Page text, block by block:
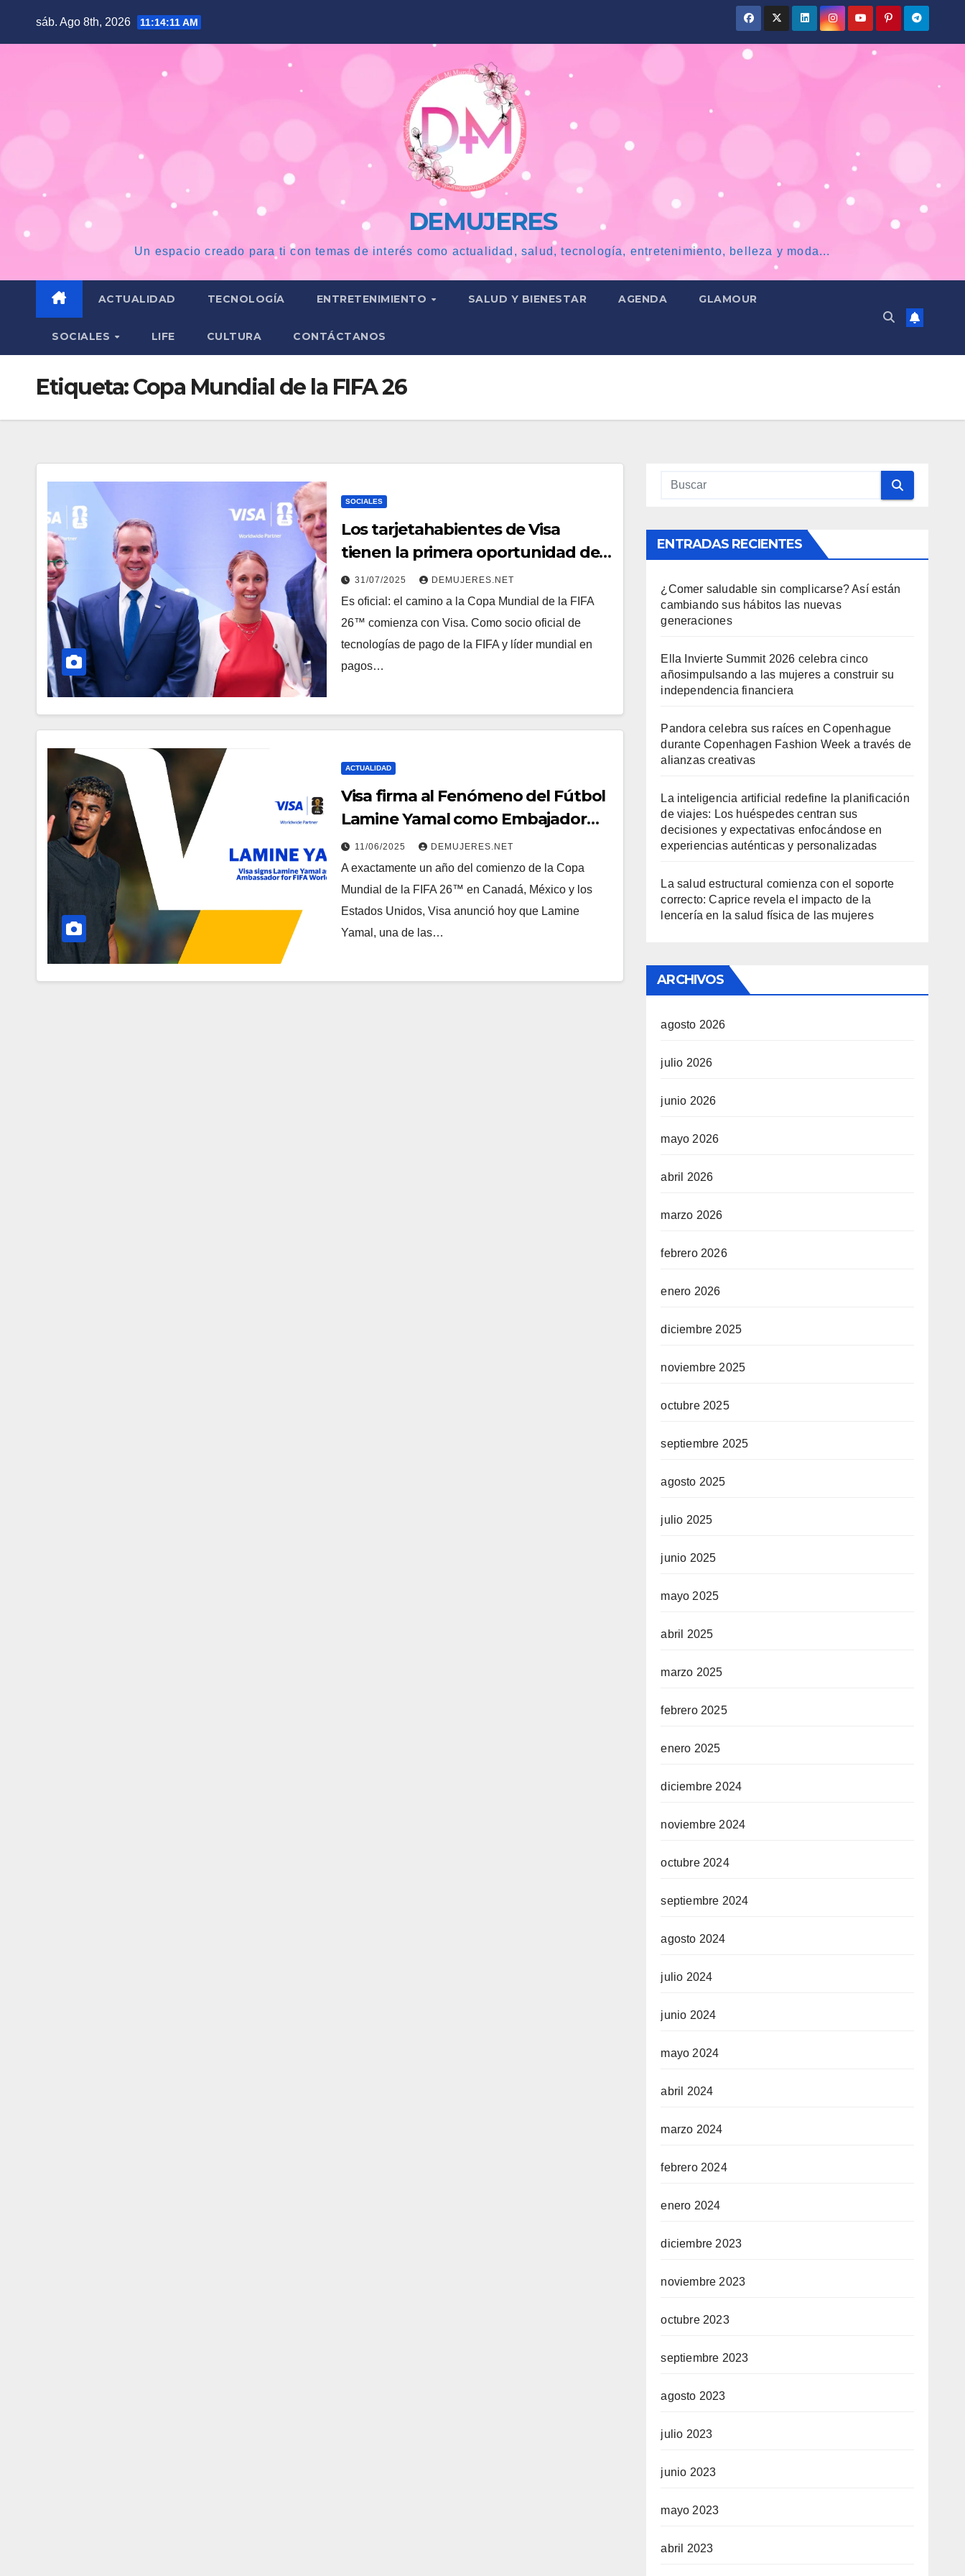
sáb. Ago 8th, 2026 11:14:12 AM
DEMUJERES
Un espacio creado para ti con temas de interés como actualidad, salud, tecnología, entretenimiento, belleza y moda...
ACTUALIDAD TECNOLOGÍA ENTRETENIMIENTO SALUD Y BIENESTAR AGENDA GLAMOUR
SOCIALES LIFE CULTURA CONTÁCTANOS
Etiqueta:Copa Mundial de la FIFA 26
SOCIALES
Los tarjetahabientes de Visa
tienen la primera oportunidad de
inscribirse para obtener entradas
para la Copa Mundial de la FIFA 26
31/07/2025 DEMUJERES.NET
Es oficial: el camino a la Copa Mundial de la FIFA
26™ comienza con Visa. Como socio oficial de
tecnologías de pago de la FIFA y líder mundial en
pagos…
ACTUALIDAD
Visa firma al Fenómeno del Fútbol
Lamine Yamal como Embajador
Global para la Copa Mundial de la
FIFA 26
11/06/2025 DEMUJERES.NET
A exactamente un año del comienzo de la Copa
Mundial de la FIFA 26™ en Canadá, México y los
Estados Unidos, Visa anunció hoy que Lamine
Yamal, una de las…
ENTRADAS RECIENTES
¿Comer saludable sin complicarse? Así están
cambiando sus hábitos las nuevas
generaciones
Ella Invierte Summit 2026 celebra cinco
añosimpulsando a las mujeres a construir su
independencia financiera
Pandora celebra sus raíces en Copenhague
durante Copenhagen Fashion Week a través de
alianzas creativas
La inteligencia artificial redefine la planificación
de viajes: Los huéspedes centran sus
decisiones y expectativas enfocándose en
experiencias auténticas y personalizadas
La salud estructural comienza con el soporte
correcto: Caprice revela el impacto de la
lencería en la salud física de las mujeres
ARCHIVOS
agosto 2026
julio 2026
junio 2026
mayo 2026
abril 2026
marzo 2026
febrero 2026
enero 2026
diciembre 2025
noviembre 2025
octubre 2025
septiembre 2025
agosto 2025
julio 2025
junio 2025
mayo 2025
abril 2025
marzo 2025
febrero 2025
enero 2025
diciembre 2024
noviembre 2024
octubre 2024
septiembre 2024
agosto 2024
julio 2024
junio 2024
mayo 2024
abril 2024
marzo 2024
febrero 2024
enero 2024
diciembre 2023
noviembre 2023
octubre 2023
septiembre 2023
agosto 2023
julio 2023
junio 2023
mayo 2023
abril 2023